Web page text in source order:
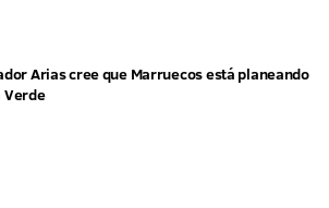
Arias cree que Marruecos está planeando
Verde